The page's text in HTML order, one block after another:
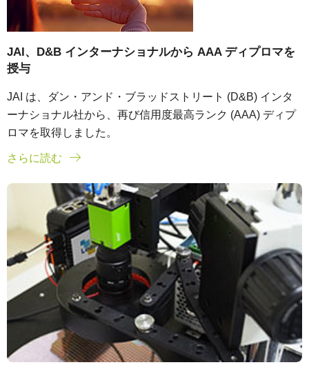
JAI、D&B インターナショナルから AAA ディプロマを
授与
JAI は、ダン・アンド・ブラッドストリート (D&B) インタ
ーナショナル社から、再び信用度最高ランク (AAA) ディプ
ロマを取得しました。
さらに読む